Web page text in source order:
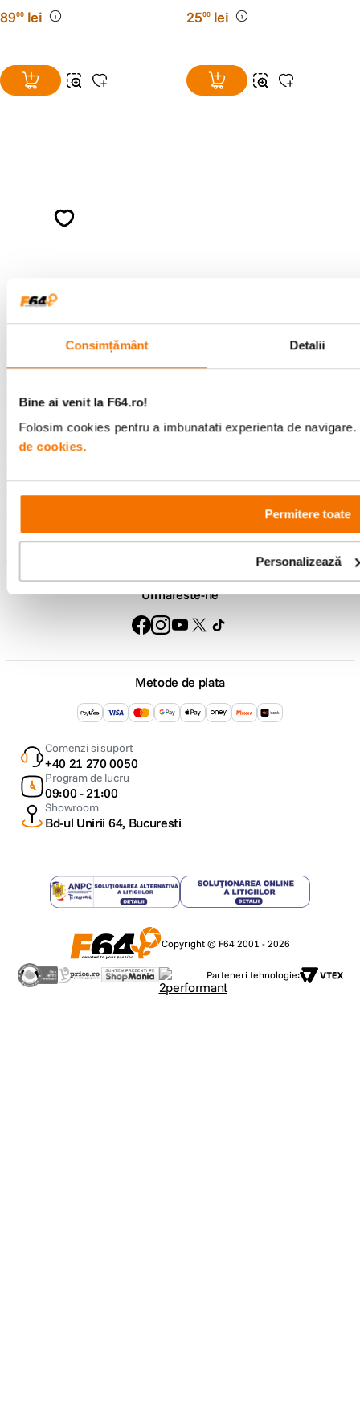
Consimțământ Detalii
Bine ai venit la F64.ro!
Folosim cookies pentru a imbunatati experienta de
de cookies.
Permitere toate
Personalizează
8900 lei 2500 lei
Consultanta
specializata
499lei
Comenzi si livrare
Suport
Service si garantii
F64 Studio
Urmareste-ne
Metode de plata
Comenzi si suport
+40 21 270 0050
Program de lucru
09:00 - 21:00
Showroom
Bd-ul Unirii 64, Bucuresti
Copyright © F64 2001 - 2026
Parteneri tehnologie: